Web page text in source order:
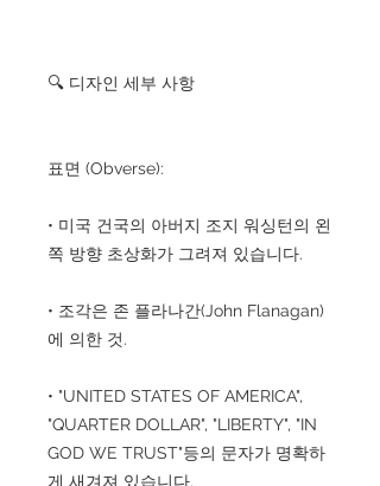
🔍 디자인 세부 사항
표면 (Obverse):
• 미국 건국의 아버지 조지 워싱턴의 왼
쪽 방향 초상화가 그려져 있습니다.
• 조각은 존 플라나간(John Flanagan)
에 의한 것.
• "UNITED STATES OF AMERICA",
"QUARTER DOLLAR", "LIBERTY", "IN
GOD WE TRUST"등의 문자가 명확하
게 새겨져 있습니다.